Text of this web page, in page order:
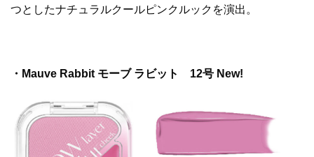
つとしたナチュラルクールピンクルックを演出。
・Mauve Rabbit モーブ ラビット 12号 New!